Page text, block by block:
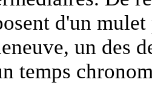
d'un
un des
temps